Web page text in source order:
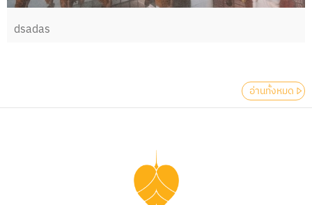
dsadas
อ่านทั้งหมด